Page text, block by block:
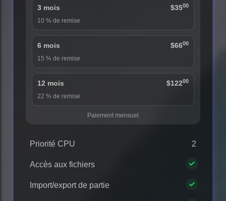
3 mois $3500
10 % de remise
6 mois $6600
15 % de remise
12 mois $12200
22 % de remise
Paiement mensuel
Priorité CPU 2
Accès aux fichiers
Import/export de partie